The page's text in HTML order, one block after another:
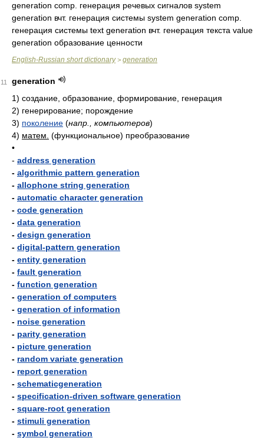
generation comp. генерация речевых сигналов system
generation вчт. генерация системы system generation comp.
генерация системы text generation вчт. генерация текста value
generation образование ценности
English-Russian short dictionary> generation
11
generation
1) создание, образование, формирование, генерация
2) генерирование; порождение
3) поколение (напр., компьютеров)
4) матем. (функциональное) преобразование
•
- address generation
- algorithmic pattern generation
- allophone string generation
- automatic character generation
- code generation
- data generation
- design generation
- digital-pattern generation
- entity generation
- fault generation
- function generation
- generation of computers
- generation of information
- noise generation
- parity generation
- picture generation
- random variate generation
- report generation
- schematicgeneration
- specification-driven software generation
- square-root generation
- stimuli generation
- symbol generation